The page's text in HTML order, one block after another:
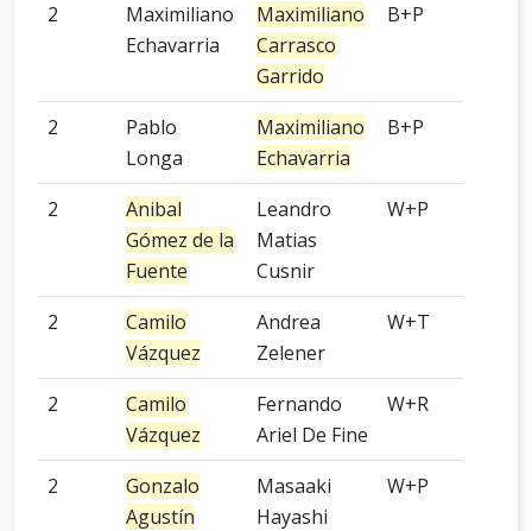
2
Maximiliano
Echavarria
Maximiliano
Carrasco
Garrido
B+P
2
Pablo
Longa
Maximiliano
Echavarria
B+P
2
Anibal
Gómez de la
Fuente
Leandro
Matias
Cusnir
W+P
2
Camilo
Vázquez
Andrea
Zelener
W+T
2
Camilo
Vázquez
Fernando
Ariel De Fine
W+R
2
Gonzalo
Agustín
Masaaki
Hayashi
W+P